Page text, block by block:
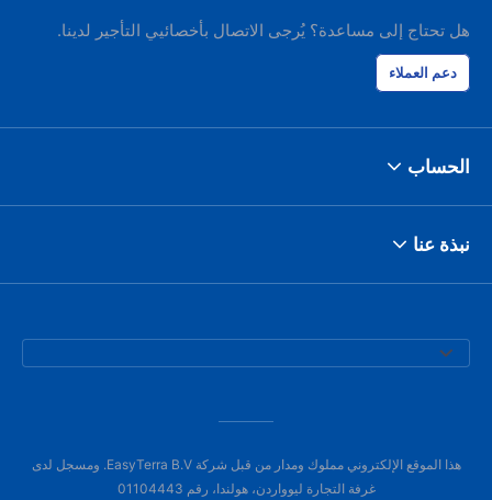
هل تحتاج إلى مساعدة؟ يُرجى الاتصال بأخصائيي التأجير لدينا.
دعم العملاء
الحساب
نبذة عنا
هذا الموقع الإلكتروني مملوك ومدار من قبل شركة EasyTerra B.V. ومسجل لدى
غرفة التجارة ليوواردن، هولندا، رقم 01104443